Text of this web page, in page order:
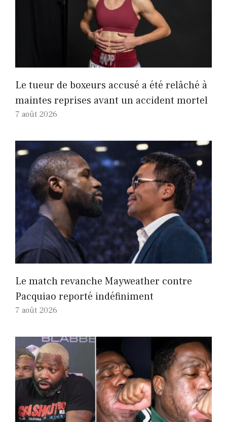
Le tueur de boxeurs accusé a été relâché à
maintes reprises avant un accident mortel
7 août 2026
Le match revanche Mayweather contre
Pacquiao reporté indéfiniment
7 août 2026